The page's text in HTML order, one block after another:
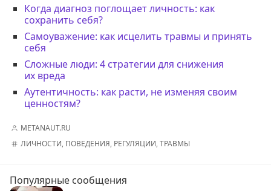
Когда диагноз поглощает личность: как
сохранить себя?
Самоуважение: как исцелить травмы и принять
себя
Сложные люди: 4 стратегии для снижения
их вреда
Аутентичность: как расти, не изменяя своим
ценностям?
METANAUT.RU
ЛИЧНОСТИ, ПОВЕДЕНИЯ, РЕГУЛЯЦИИ,ТРАВМЫ
Популярные сообщения